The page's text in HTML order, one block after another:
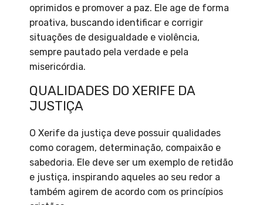
oprimidos e promover a paz. Ele age de forma
proativa, buscando identificar e corrigir
situações de desigualdade e violência,
sempre pautado pela verdade e pela
misericórdia.
QUALIDADES DO XERIFE DA
JUSTIÇA
O Xerife da justiça deve possuir qualidades
como coragem, determinação, compaixão e
sabedoria. Ele deve ser um exemplo de retidão
e justiça, inspirando aqueles ao seu redor a
também agirem de acordo com os princípios